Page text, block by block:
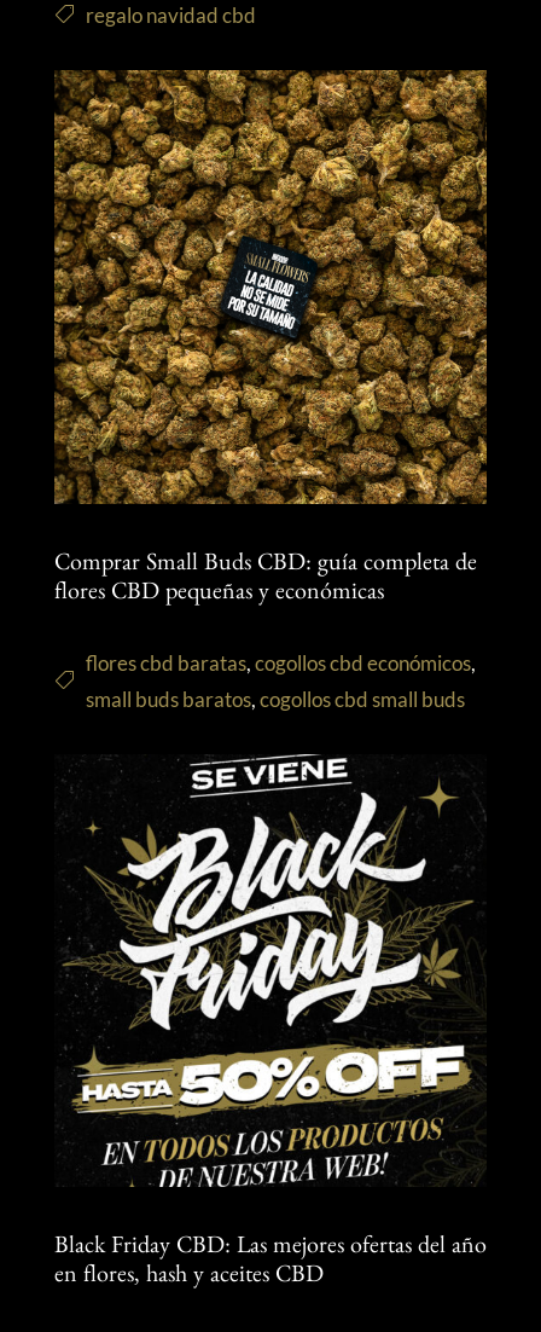
regalo navidad cbd
Comprar Small Buds CBD: guía completa de
flores CBD pequeñas y económicas
flores cbd baratas,cogollos cbd económicos,
small buds baratos,cogollos cbd small buds
Black Friday CBD: Las mejores ofertas del año
en flores, hash y aceites CBD